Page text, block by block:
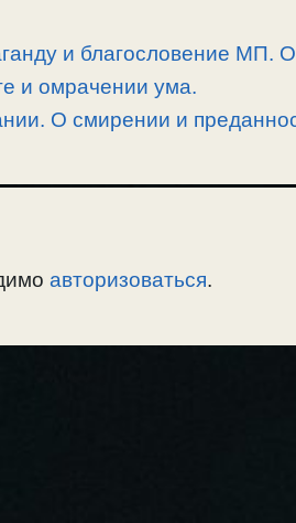
и благословение МП.
и омрачении ума.
О смирении и
авторизоваться.